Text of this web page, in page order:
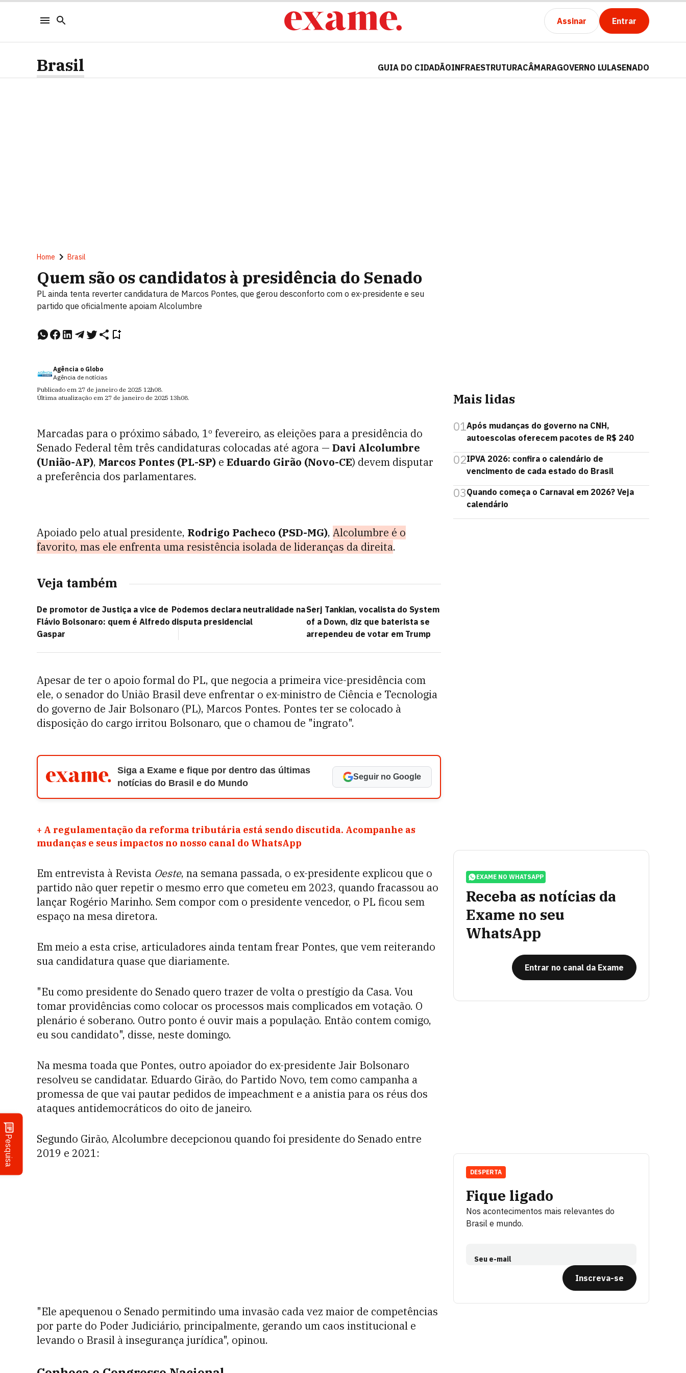
Assinar Entrar
Pesquisa
Brasil GUIA DO CIDADÃOINFRAESTRUTURACÂMARAGOVERNO LULASENADO
Home Brasil
Quem são os candidatos à presidência do Senado
PL ainda tenta reverter candidatura de Marcos Pontes, que gerou desconforto com o ex-presidente e seu
partido que oficialmente apoiam Alcolumbre
Agência o Globo
Agência de notícias
Publicado em 27 de janeiro de 2025 12h08.
Última atualização em 27 de janeiro de 2025 13h08.
Marcadas para o próximo sábado, 1º fevereiro, as eleições para a presidência do
Senado Federal têm três candidaturas colocadas até agora — Davi Alcolumbre
(União-AP), Marcos Pontes (PL-SP) e Eduardo Girão (Novo-CE) devem disputar
a preferência dos parlamentares.
Apoiado pelo atual presidente, Rodrigo Pacheco (PSD-MG), Alcolumbre é o
favorito, mas ele enfrenta uma resistência isolada de lideranças da direita.
Veja também
De promotor de Justiça a vice de
Flávio Bolsonaro: quem é Alfredo
Gaspar
Podemos declara neutralidade na
disputa presidencial
Serj Tankian, vocalista do System
of a Down, diz que baterista se
arrependeu de votar em Trump
Apesar de ter o apoio formal do PL, que negocia a primeira vice-presidência com
ele, o senador do União Brasil deve enfrentar o ex-ministro de Ciência e Tecnologia
do governo de Jair Bolsonaro (PL), Marcos Pontes. Pontes ter se colocado à
disposição do cargo irritou Bolsonaro, que o chamou de "ingrato".
Siga a Exame e fique por dentro das últimas
notícias do Brasil e do Mundo
Seguir no Google
+ A regulamentação da reforma tributária está sendo discutida. Acompanhe as
mudanças e seus impactos no nosso canal do WhatsApp
Em entrevista à Revista Oeste, na semana passada, o ex-presidente explicou que o
partido não quer repetir o mesmo erro que cometeu em 2023, quando fracassou ao
lançar Rogério Marinho. Sem compor com o presidente vencedor, o PL ficou sem
espaço na mesa diretora.
Em meio a esta crise, articuladores ainda tentam frear Pontes, que vem reiterando
sua candidatura quase que diariamente.
"Eu como presidente do Senado quero trazer de volta o prestígio da Casa. Vou
tomar providências como colocar os processos mais complicados em votação. O
plenário é soberano. Outro ponto é ouvir mais a população. Então contem comigo,
eu sou candidato", disse, neste domingo.
Na mesma toada que Pontes, outro apoiador do ex-presidente Jair Bolsonaro
resolveu se candidatar. Eduardo Girão, do Partido Novo, tem como campanha a
promessa de que vai pautar pedidos de impeachment e a anistia para os réus dos
ataques antidemocráticos do oito de janeiro.
Segundo Girão, Alcolumbre decepcionou quando foi presidente do Senado entre
2019 e 2021:
"Ele apequenou o Senado permitindo uma invasão cada vez maior de competências
por parte do Poder Judiciário, principalmente, gerando um caos institucional e
levando o Brasil à insegurança jurídica", opinou.
Mais lidas
01Após mudanças do governo na CNH,
autoescolas oferecem pacotes de R$ 240
02IPVA 2026: confira o calendário de
vencimento de cada estado do Brasil
03Quando começa o Carnaval em 2026? Veja
calendário
EXAME NO WHATSAPP
Receba as notícias da
Exame no seu
WhatsApp
Entrar no canal da Exame
Fique ligado
Nos acontecimentos mais relevantes do
Brasil e mundo.
Seu e-mail
Inscreva-se
DESPERTA